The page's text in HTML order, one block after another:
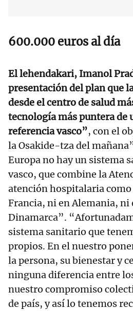
600.000 euros al día
El lehendakari, Imanol
presentación del plan que
desde el centro de salud
tecnología más puntera de
referencia vasco”, con el
la Osakide-tza del
Europa no hay un sistema
vasco, que combine la
atención hospitalaria
Francia, ni en Alemania, ni
Dinamarca”.
sistema sanitario que
propios. En el nuestro
la persona, su bienestar y
ninguna diferencia entre
nuestro compromiso
de país, y así lo tenemos